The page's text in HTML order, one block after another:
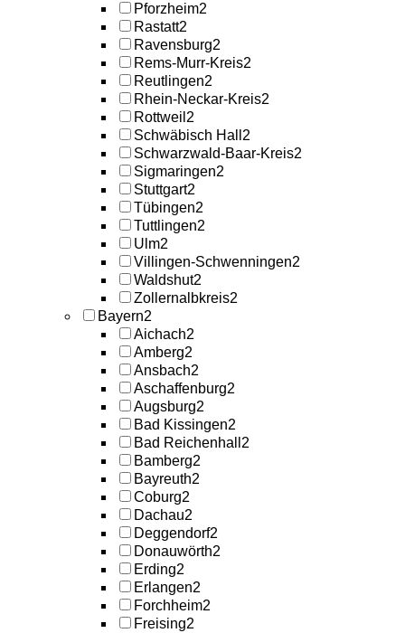
Pforzheim2
Rastatt2
Ravensburg2
Rems-Murr-Kreis2
Reutlingen2
Rhein-Neckar-Kreis2
Rottweil 2
Schwäbisch Hall 2
Schwarzwald-Baar-Kreis2
Sigmaringen2
Stuttgart2
Tübingen2
Tuttlingen2
Ulm2
Villingen-Schwenningen2
Waldshut2
Zollernalbkreis2
Bayern2
Aichach2
Amberg2
Ansbach2
Aschaffenburg2
Augsburg2
Bad Kissingen2
Bad Reichenhall 2
Bamberg2
Bayreuth2
Coburg2
Dachau2
Deggendorf2
Donauwörth2
Erding2
Erlangen2
Forchheim2
Freising2